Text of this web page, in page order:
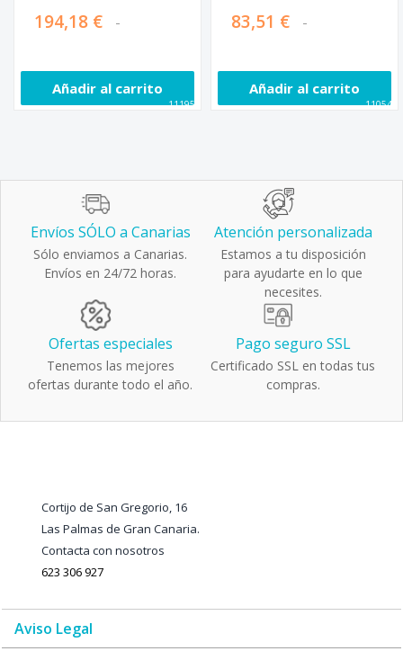
194,18 €
Añadir al carrito
111957
83,51 €
Añadir al carrito
110543
Envíos SÓLO a Canarias
Sólo enviamos a Canarias.
Envíos en 24/72 horas.
Atención personalizada
Estamos a tu disposición
para ayudarte en lo que
necesites.
Ofertas especiales
Tenemos las mejores
ofertas durante todo el año.
Pago seguro SSL
Certificado SSL en todas tus
compras.
Cortijo de San Gregorio, 16
Las Palmas de Gran Canaria.
Contacta con nosotros
623 306 927
Aviso Legal